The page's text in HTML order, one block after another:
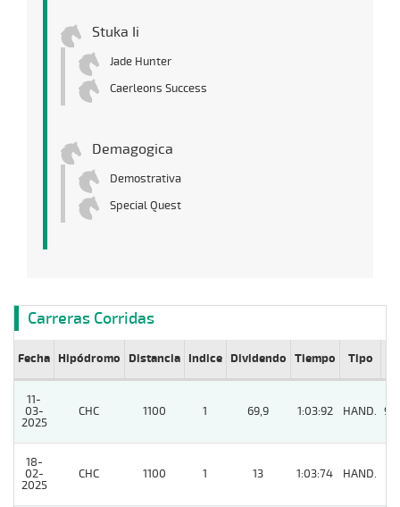
Stuka Ii
Jade Hunter
Caerleons Success
Demagogica
Demostrativa
Special Quest
Carreras Corridas
Fecha Hipódromo Distancia Indice Dividendo Tiempo Tipo
11-
03-
2025
CHC 1100 1 69,9 1:03:92 HAND. 99
18-
02-
2025
CHC 1100 1 13 1:03:74 HAND.